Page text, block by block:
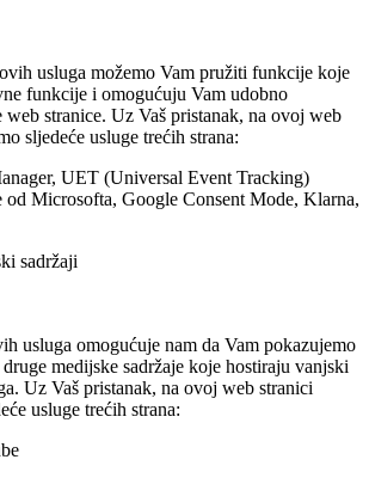
usluga možemo Vam pružiti funkcije koje
funkcije i omogućuju Vam udobno
web stranice. Uz Vaš pristanak, na ovoj web
sljedeće usluge trećih strana:
UET (Universal Event Tracking)
od Microsofta, Google Consent Mode, Klarna,
sadržaji
usluga omogućuje nam da Vam pokazujemo
medijske sadržaje koje hostiraju vanjski
Uz Vaš pristanak, na ovoj web stranici
usluge trećih strana: